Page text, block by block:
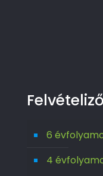
6
4